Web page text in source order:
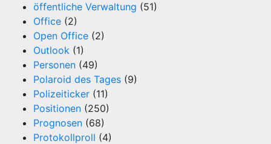
öffentliche Verwaltung (51)
Office (2)
Open Office (2)
Outlook (1)
Personen (49)
Polaroid des Tages (9)
Polizeiticker (11)
Positionen (250)
Prognosen (68)
Protokollproll (4)